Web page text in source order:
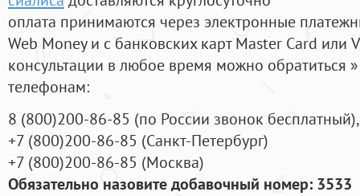
оплата принимаются через электронные
Web Money и с банковских карт Master Card или
консультации в любое время можно обратиться
телефонам:
8 (800)200-86-85 (по России звонок бесплатный),
+7 (800)200-86-85 (Санкт-Петербург)
+7 (800)200-86-85 (Москва)
Обязательно назовите добавочный номер: 3533